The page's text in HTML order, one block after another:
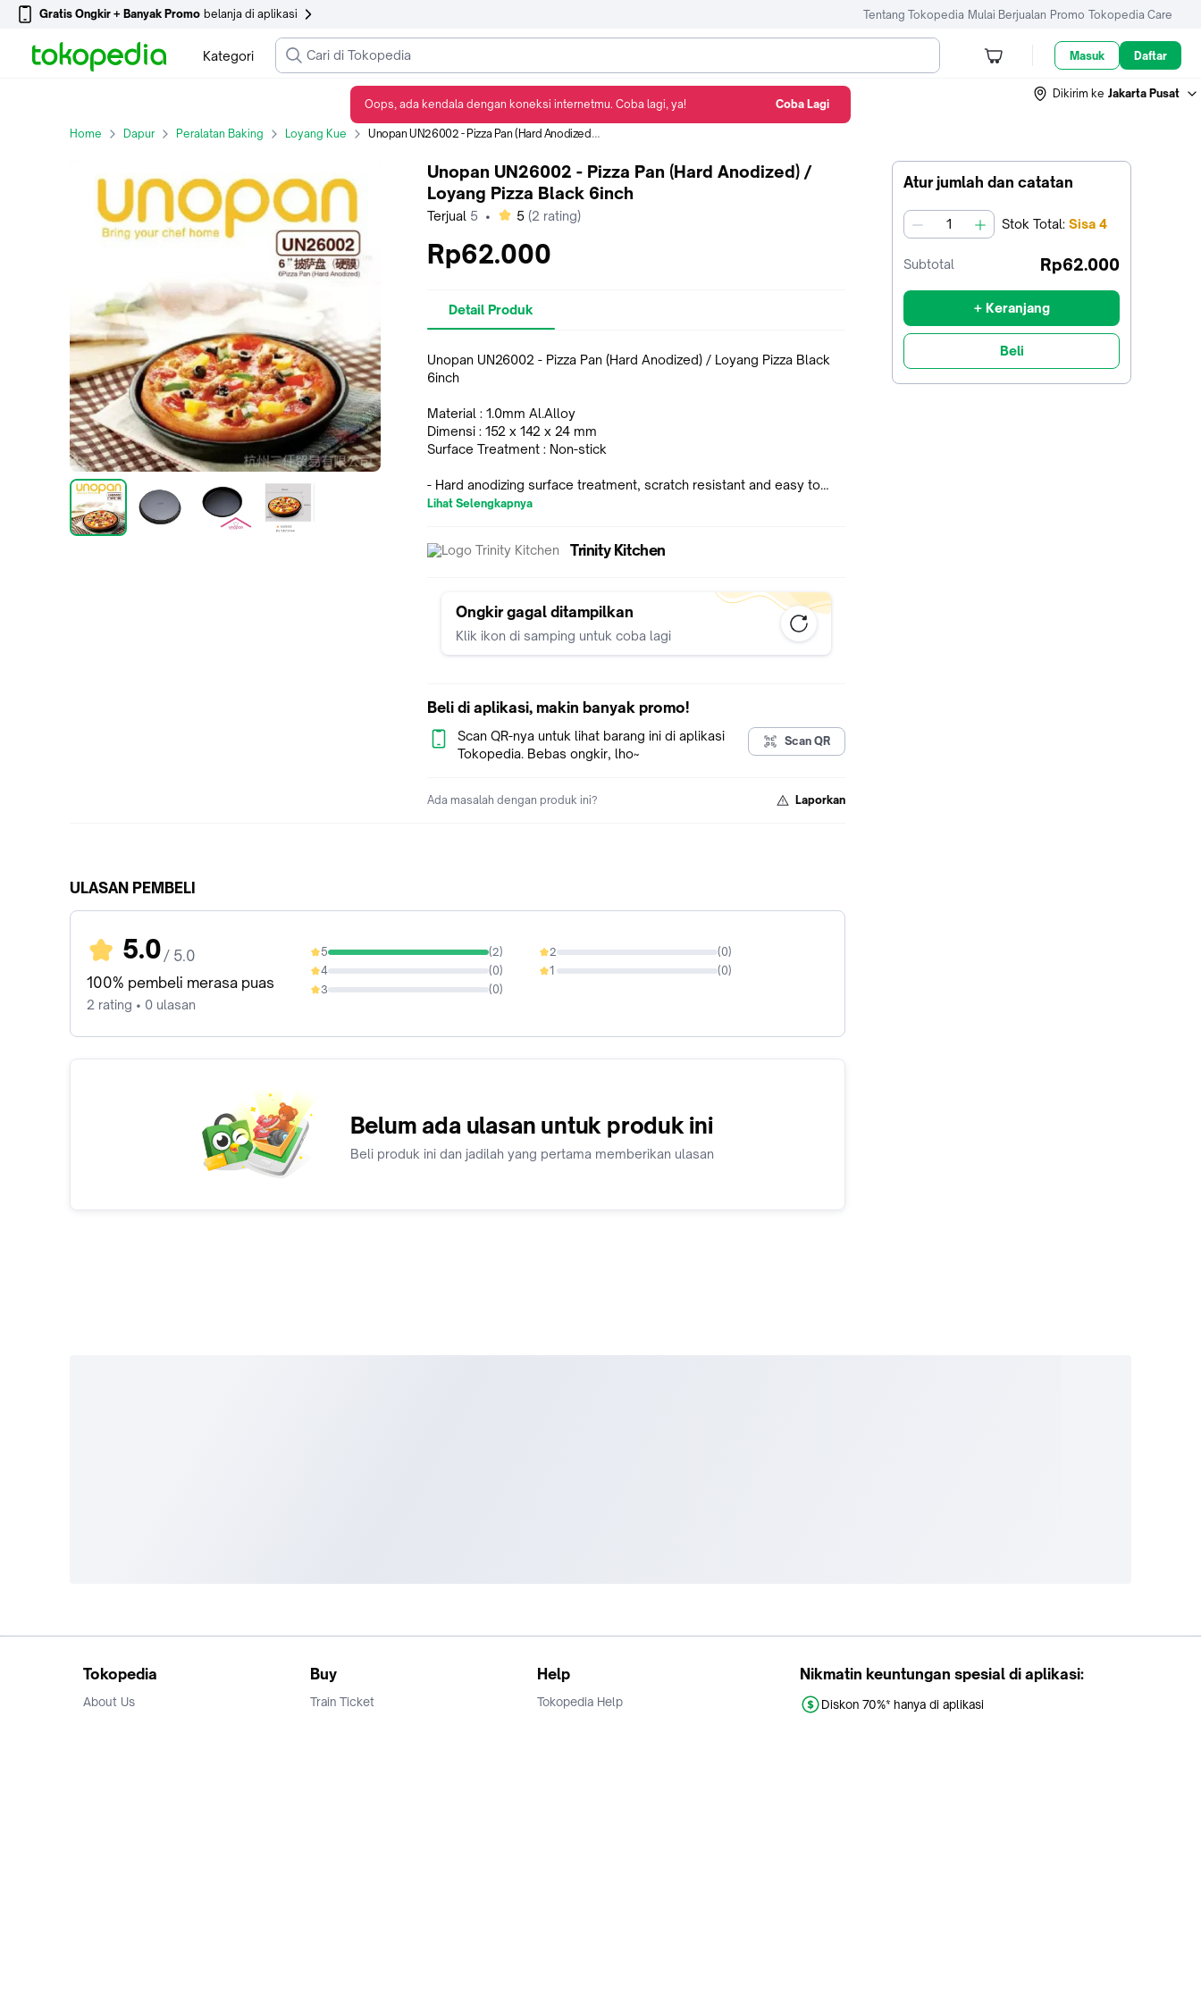
Gratis Ongkir + Banyak Promo belanja di aplikasi Tentang Tokopedia Mulai Berjualan Promo Tokopedia Care
Kategori Masuk Daftar
Dikirim ke Jakarta Pusat
Home Dapur Peralatan Baking Loyang Kue Unopan UN26002 - Pizza Pan (Hard Anodized) / Loyang Pizza Black 6inch
Atur jumlah dan catatan
jumlah Stok Total: Sisa 4
Subtotal Rp62.000
+ Keranjang
Beli
Unopan UN26002 - Pizza Pan (Hard Anodized) /
Loyang Pizza Black 6inch
Terjual 5 • bintang
5 (2 rating)
Rp62.000
Detail Produk
Unopan UN26002 - Pizza Pan (Hard Anodized) / Loyang Pizza Black
6inch
Material : 1.0mm Al.Alloy
Dimensi : 152 x 142 x 24 mm
Surface Treatment : Non-stick
- Hard anodizing surface treatment, scratch resistant and easy to
wash.
fast-thermal, and durable.
Lihat Selengkapnya
Trinity Kitchen
Ongkir gagal ditampilkan
Klik ikon di samping untuk coba lagi
Beli di aplikasi, makin banyak promo!
Scan QR-nya untuk lihat barang ini di aplikasi
Tokopedia. Bebas ongkir, lho~
Scan QR
Ada masalah dengan produk ini? Laporkan
ULASAN PEMBELI
5.0 / 5.0
100% pembeli merasa puas
2 rating • 0 ulasan
5 (2)
100%
4 (0)
0%
3 (0)
0%
2 (0)
0%
1 (0)
0%
Belum ada ulasan untuk produk ini
Beli produk ini dan jadilah yang pertama memberikan ulasan
Tokopedia
About Us
Buy
Train Ticket
Help
Tokopedia Help
Nikmatin keuntungan spesial di aplikasi:
Diskon 70%* hanya di aplikasi
Oops, ada kendala dengan koneksi internetmu. Coba lagi, ya! Coba Lagi